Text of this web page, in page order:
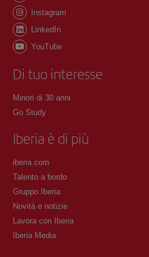
Instagram
LinkedIn
YouTube
Di tuo interesse
Minori di 30 anni
Go Study
Iberia è di più
iberia.com
Talento a bordo
Gruppo Iberia
Novità e notizie
Lavora con Iberia
Iberia Media